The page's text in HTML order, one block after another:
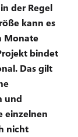
der Regel
kann es
Monate
bindet
Das gilt
und
einzelnen
nicht